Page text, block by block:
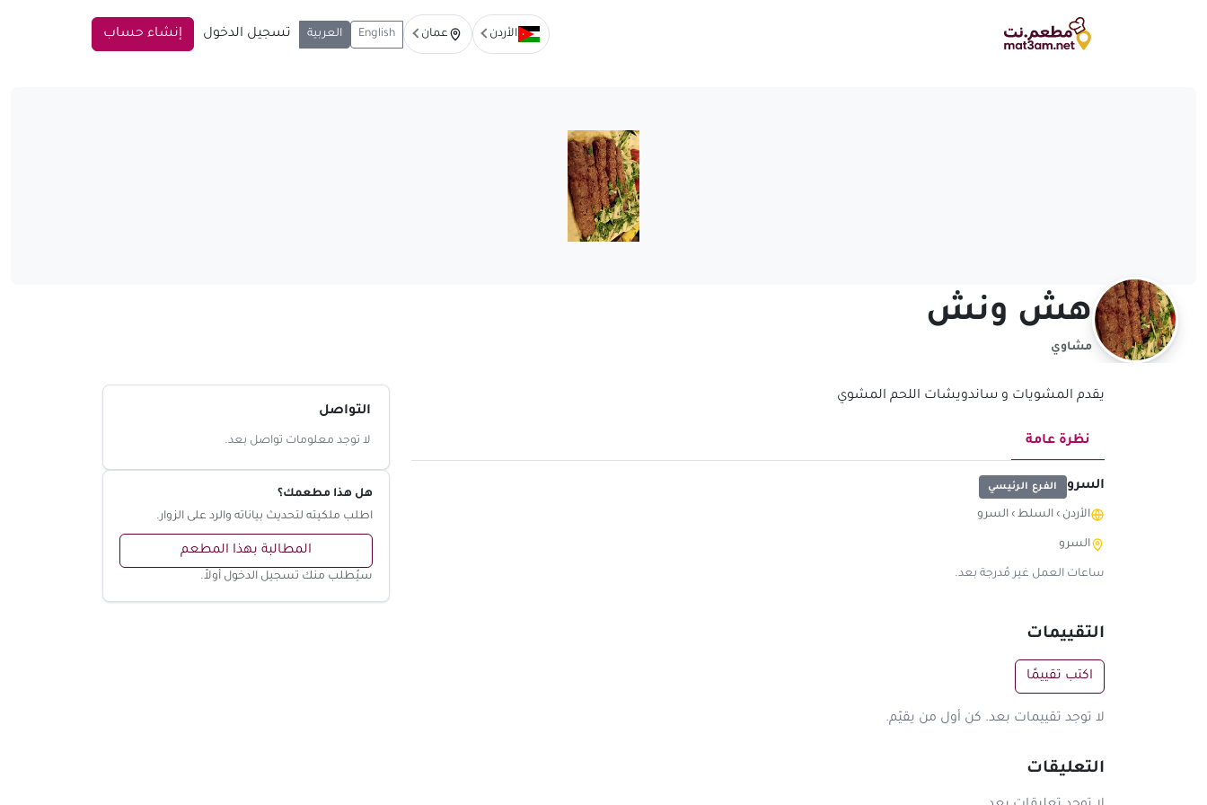
الأردن عمان English العربية تسجيل الدخول إنشاء حساب
هش ونش
مشاوي
يقدم المشويات و ساندويشات اللحم المشوي
نظرة عامة
السرو الفرع الرئيسي
الأردن › السلط › السرو
السرو
ساعات العمل غير مُدرجة بعد.
التقييمات
اكتب تقييمًا
لا توجد تقييمات بعد. كن أول من يقيّم.
التعليقات
التواصل
لا توجد معلومات تواصل بعد.
هل هذا مطعمك؟
اطلب ملكيته لتحديث بياناته والرد على الزوار.
المطالبة بهذا المطعم
سيُطلب منك تسجيل الدخول أولاً.